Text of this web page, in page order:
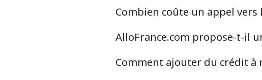
Ligne fixe ⁦73.9¢⁩
Mobile ⁦65.5¢⁩
Nigeria
Combien coûte un appel vers
AlloFrance.com propose-t-il
Comment ajouter du crédit à